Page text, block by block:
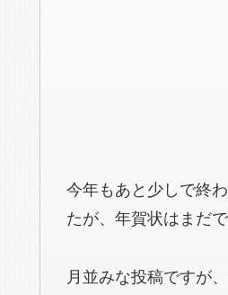
今年もあと少しで終
たが、年賀状はまだ
月並みな投稿ですが